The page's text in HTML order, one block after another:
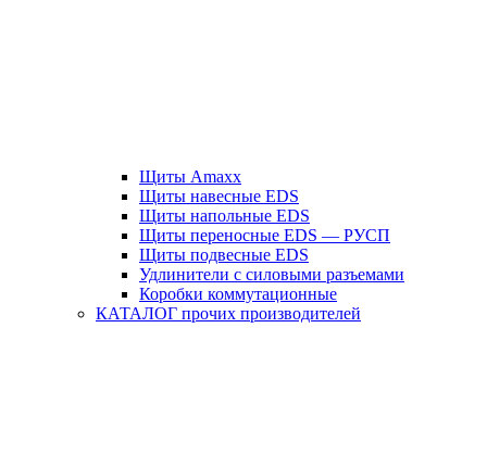
Щиты Amaxx
Щиты навесные EDS
Щиты напольные EDS
Щиты переносные EDS — РУСП
Щиты подвесные EDS
Удлинители с силовыми разъемами
Коробки коммутационные
КАТАЛОГ прочих производителей